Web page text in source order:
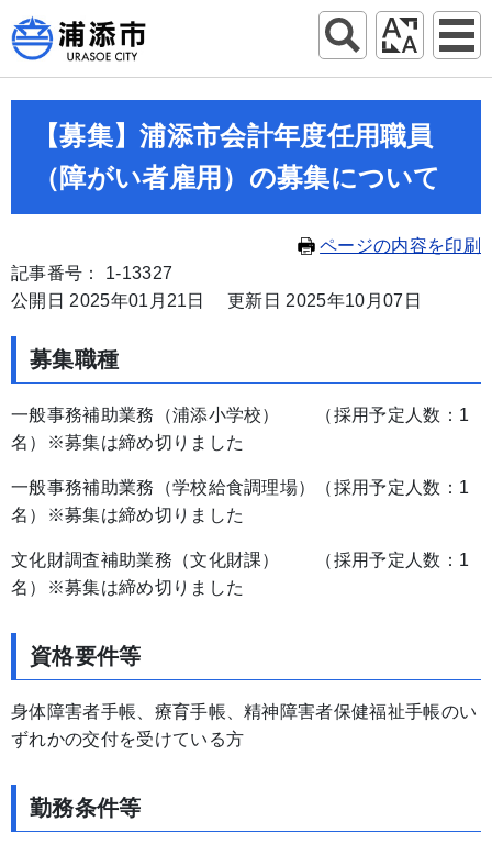
【募集】浦添市会計年度任用職員
（障がい者雇用）の募集について
ページの内容を印刷
記事番号： 1-13327
公開日 2025年01月21日
更新日 2025年10月07日
募集職種
一般事務補助業務（浦添小学校） （採用予定人数：1
名）※募集は締め切りました
一般事務補助業務（学校給食調理場）（採用予定人数：1
名）※募集は締め切りました
文化財調査補助業務（文化財課） （採用予定人数：1
名）※募集は締め切りました
資格要件等
身体障害者手帳、療育手帳、精神障害者保健福祉手帳のい
ずれかの交付を受けている方
勤務条件等